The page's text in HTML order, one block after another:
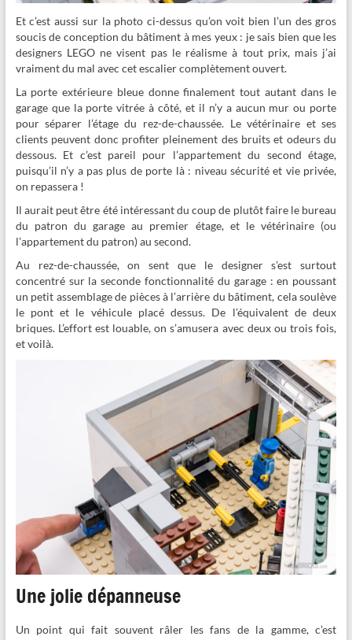
Et c’est aussi sur la photo ci-dessus qu’on voit bien l’un des gros
soucis de conception du bâtiment à mes yeux : je sais bien que les
designers LEGO ne visent pas le réalisme à tout prix, mais j’ai
vraiment du mal avec cet escalier complètement ouvert.
La porte extérieure bleue donne finalement tout autant dans le
garage que la porte vitrée à côté, et il n’y a aucun mur ou porte
pour séparer l’étage du rez-de-chaussée. Le vétérinaire et ses
clients peuvent donc profiter pleinement des bruits et odeurs du
dessous. Et c’est pareil pour l’appartement du second étage,
puisqu’il n’y a pas plus de porte là : niveau sécurité et vie privée,
on repassera !
Il aurait peut être été intéressant du coup de plutôt faire le bureau
du patron du garage au premier étage, et le vétérinaire (ou
l’appartement du patron) au second.
Au rez-de-chaussée, on sent que le designer s’est surtout
concentré sur la seconde fonctionnalité du garage : en poussant
un petit assemblage de pièces à l’arrière du bâtiment, cela soulève
le pont et le véhicule placé dessus. De l’équivalent de deux
briques. L’effort est louable, on s’amusera avec deux ou trois fois,
et voilà.
Une jolie dépanneuse
Un point qui fait souvent râler les fans de la gamme, c’est